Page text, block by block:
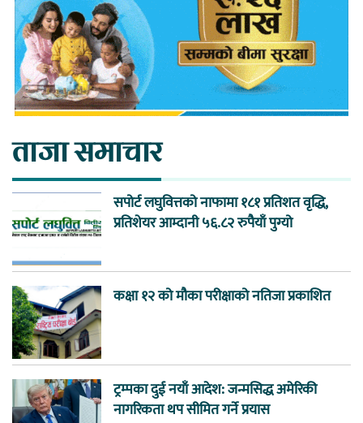
ताजा समाचार
सपोर्ट लघुवित्तको नाफामा १८१ प्रतिशत वृद्धि,
प्रतिशेयर आम्दानी ५६.८२ रुपैयाँ पुग्यो
कक्षा १२ को मौका परीक्षाको नतिजा प्रकाशित
ट्रम्पका दुई नयाँ आदेश: जन्मसिद्ध अमेरिकी
नागरिकता थप सीमित गर्ने प्रयास